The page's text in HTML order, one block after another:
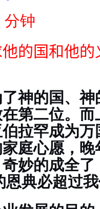
分钟
的国和他的
神的国、
第二位。
拉罕成为
庭心愿，
妙的成全
恩典必超过